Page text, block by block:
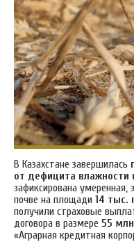
В Казахстане завершилась
от дефицита влажности
зафиксирована умеренная,
почве на площади 14 тыс.
получили страховые
договора в размере 55
«Аграрная кредитная